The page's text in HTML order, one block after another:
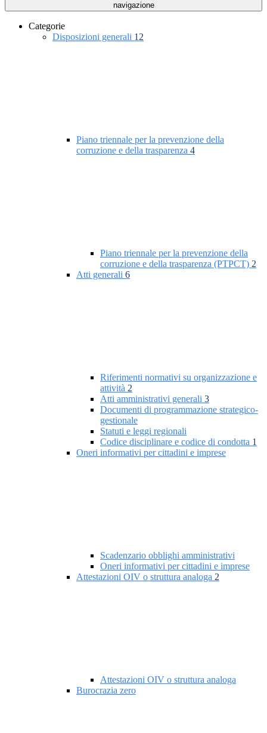
navigazione
Categorie
Disposizioni generali 12
Piano triennale per la prevenzione della
corruzione e della trasparenza 4
Piano triennale per la prevenzione della
corruzione e della trasparenza (PTPCT) 2
Atti generali 6
Riferimenti normativi su organizzazione e
attività 2
Atti amministrativi generali 3
Documenti di programmazione strategico-
gestionale
Statuti e leggi regionali
Codice disciplinare e codice di condotta 1
Oneri informativi per cittadini e imprese
Scadenzario obblighi amministrativi
Oneri informativi per cittadini e imprese
Attestazioni OIV o struttura analoga 2
Attestazioni OIV o struttura analoga
Burocrazia zero